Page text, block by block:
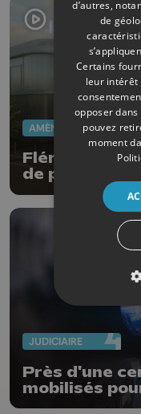
AMÉNAGEMENT DU TERRITOIRE
Flémalle
de police fin
JUDICIAIRE
Près d'une
mobilisés
de
d’autres,
de
Certains
leur intérêt
opposer dans
pouvez
moment